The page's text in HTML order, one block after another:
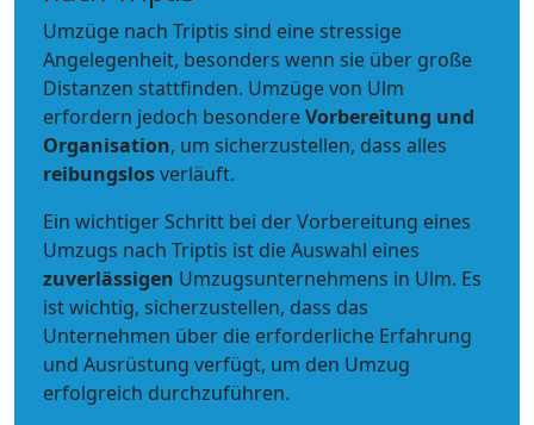
Umzüge nach Triptis sind eine stressige
Angelegenheit, besonders wenn sie über große
Distanzen stattfinden. Umzüge von Ulm
erfordern jedoch besondereVorbereitung und
Organisation, um sicherzustellen, dass alles
reibungslosverläuft.
Ein wichtiger Schritt bei der Vorbereitung eines
Umzugs nach Triptis ist die Auswahl eines
zuverlässigen Umzugsunternehmens in Ulm. Es
ist wichtig, sicherzustellen, dass das
Unternehmen über die erforderliche Erfahrung
und Ausrüstung verfügt, um den Umzug
erfolgreich durchzuführen.